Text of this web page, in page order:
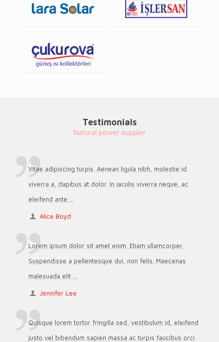
Testimonials
Natural power supplier
Vitae adipiscing turpis. Aenean ligula nibh, molestie id
viverra a, dapibus at dolor. In iaculis viverra neque, ac
eleifend ante ...
Alice Boyd
Lorem ipsum dolor sit amet enim. Etiam ullamcorper.
Suspendisse a pellentesque dui, non felis. Maecenas
malesuada elit ...
Jennifer Lee
Quisque lorem tortor fringilla sed, vestibulum id, eleifend
justo vel bibendum sapien massa ac turpis faucibus orci